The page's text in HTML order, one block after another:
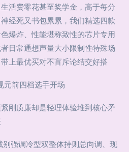
活费零花甚至奖学金，高于每分
经死又书包累累，我们精选四款
爆炸、性能堪称致性的芯片专用
日常通想声量大小限制性特殊场
上最优买对不盲斥论结交好搭
元前四档选手开场
刚质廉却是轻理体验堆到核心矛
强调冷型双整体持则总向调、现